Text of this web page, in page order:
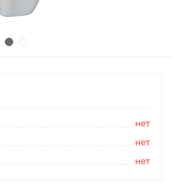
нет
нет
нет